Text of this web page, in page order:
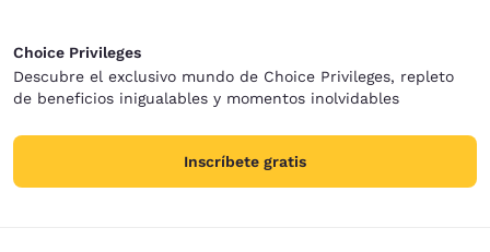
Choice Privileges
Descubre el exclusivo mundo de Choice Privileges, repleto
de beneficios inigualables y momentos inolvidables
Inscríbete gratis